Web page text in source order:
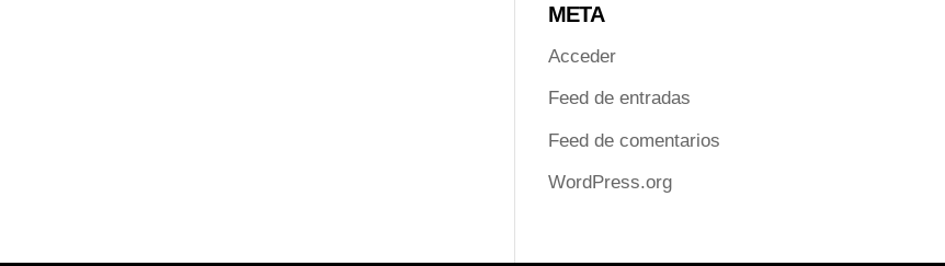
META
Acceder
Feed de entradas
Feed de comentarios
WordPress.org